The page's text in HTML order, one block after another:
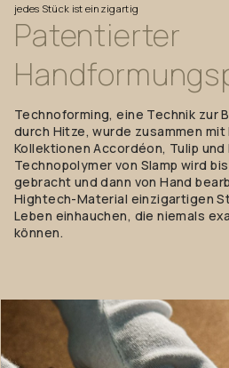
jedes Stück ist einzigartig
Patentierter
Technoforming, eine Technik zur
durch Hitze, wurde zusammen
Kollektionen Accordéon, Tulip
Technopolymer von Slamp wird
gebracht und dann von Hand
Hightech-Material einzigartigen
Leben einhauchen, die niemals
können.